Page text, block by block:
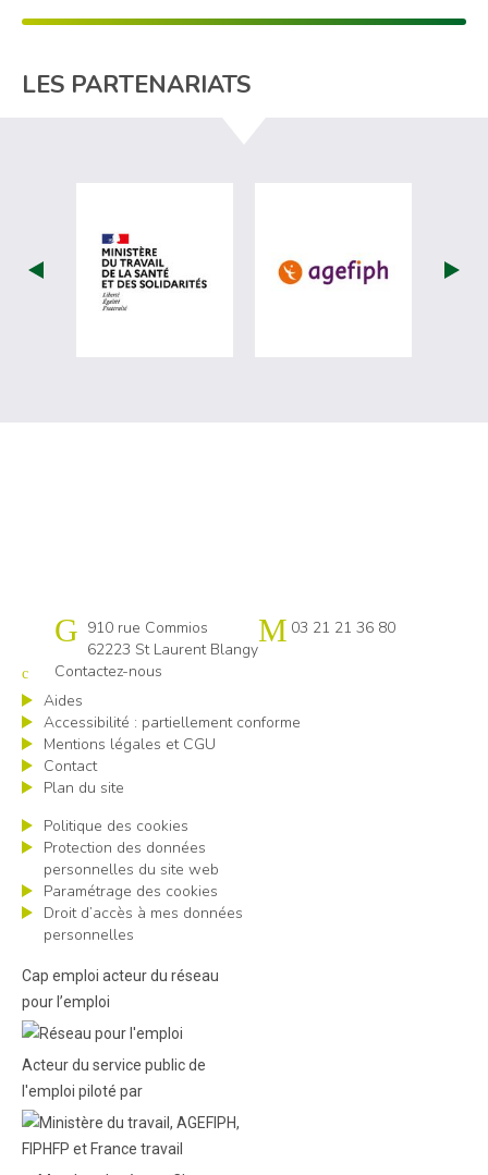
LES PARTENARIATS
visiter les site de Ministère du travail
visiter les
Cap emploi Pas-de-Calais centre
910 rue Commios
62223 St Laurent Blangy
03 21 21 36 80
Contactez-nous
Aides
Accessibilité : partiellement conforme
Mentions légales et CGU
Contact
Plan du site
Politique des cookies
Protection des données
personnelles du site web
Paramétrage des cookies
Droit d’accès à mes données
personnelles
Cap emploi acteur du réseau
pour l’emploi
Acteur du service public de
l'emploi piloté par